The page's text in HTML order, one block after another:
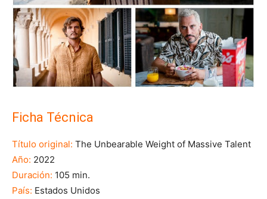
Ficha Técnica
Título original: The Unbearable Weight of Massive Talent
Año: 2022
Duración: 105 min.
País: Estados Unidos